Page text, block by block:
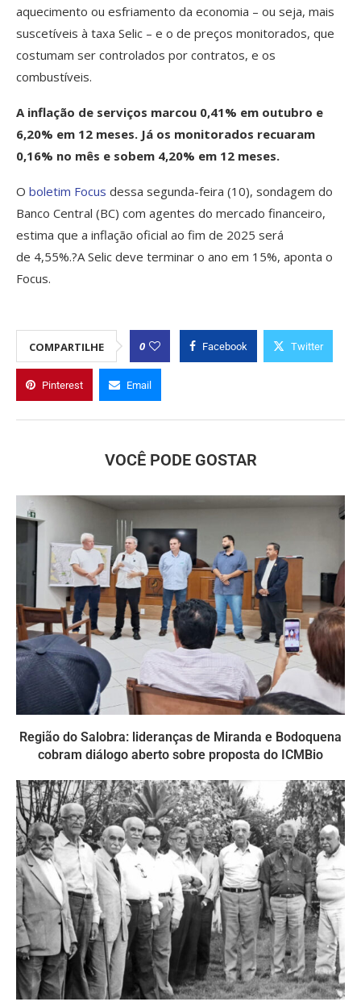
aquecimento ou esfriamento da economia – ou seja, mais
suscetíveis à taxa Selic – e o de preços monitorados, que
costumam ser controlados por contratos, e os
combustíveis.
A inflação de serviços marcou 0,41% em outubro e
6,20% em 12 meses. Já os monitorados recuaram
0,16% no mês e sobem 4,20% em 12 meses.
O boletim Focus dessa segunda-feira (10), sondagem do
Banco Central (BC) com agentes do mercado financeiro,
estima que a inflação oficial ao fim de 2025 será
de 4,55%.?A Selic deve terminar o ano em 15%, aponta o
Focus.
COMPARTILHE 0 Facebook Twitter
Pinterest Email
VOCÊ PODE GOSTAR
Região do Salobra: lideranças de Miranda e Bodoquena
cobram diálogo aberto sobre proposta do ICMBio